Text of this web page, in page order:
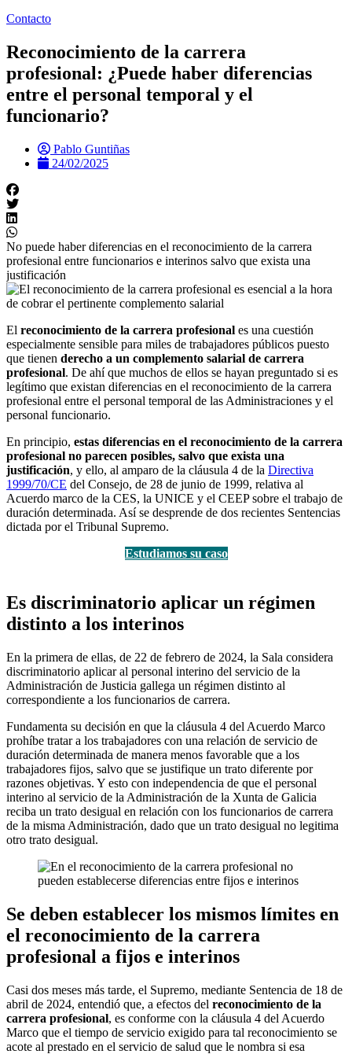
Contacto
Reconocimiento de la carrera
profesional: ¿Puede haber diferencias
entre el personal temporal y el
funcionario?
Pablo Guntiñas
24/02/2025
No puede haber diferencias en el reconocimiento de la carrera
profesional entre funcionarios e interinos salvo que exista una
justificación
El reconocimiento de la carrera profesional es una cuestión
especialmente sensible para miles de trabajadores públicos puesto
que tienen derecho a un complemento salarial de carrera
profesional. De ahí que muchos de ellos se hayan preguntado si es
legítimo que existan diferencias en el reconocimiento de la carrera
profesional entre el personal temporal de las Administraciones y el
personal funcionario.
En principio, estas diferencias en el reconocimiento de la carrera
profesional no parecen posibles, salvo que exista una
justificación, y ello, al amparo de la cláusula 4 de la Directiva
1999/70/CE del Consejo, de 28 de junio de 1999, relativa al
Acuerdo marco de la CES, la UNICE y el CEEP sobre el trabajo de
duración determinada. Así se desprende de dos recientes Sentencias
dictada por el Tribunal Supremo.
Estudiamos su caso
Es discriminatorio aplicar un régimen
distinto a los interinos
En la primera de ellas, de 22 de febrero de 2024, la Sala considera
discriminatorio aplicar al personal interino del servicio de la
Administración de Justicia gallega un régimen distinto al
correspondiente a los funcionarios de carrera.
Fundamenta su decisión en que la cláusula 4 del Acuerdo Marco
prohíbe tratar a los trabajadores con una relación de servicio de
duración determinada de manera menos favorable que a los
trabajadores fijos, salvo que se justifique un trato diferente por
razones objetivas. Y esto con independencia de que el personal
interino al servicio de la Administración de la Xunta de Galicia
reciba un trato desigual en relación con los funcionarios de carrera
de la misma Administración, dado que un trato desigual no legitima
otro trato desigual.
Se deben establecer los mismos límites en
el reconocimiento de la carrera
profesional a fijos e interinos
Casi dos meses más tarde, el Supremo, mediante Sentencia de 18 de
abril de 2024, entendió que, a efectos del reconocimiento de la
carrera profesional, es conforme con la cláusula 4 del Acuerdo
Marco que el tiempo de servicio exigido para tal reconocimiento se
acote al prestado en el servicio de salud que le nombra si esa